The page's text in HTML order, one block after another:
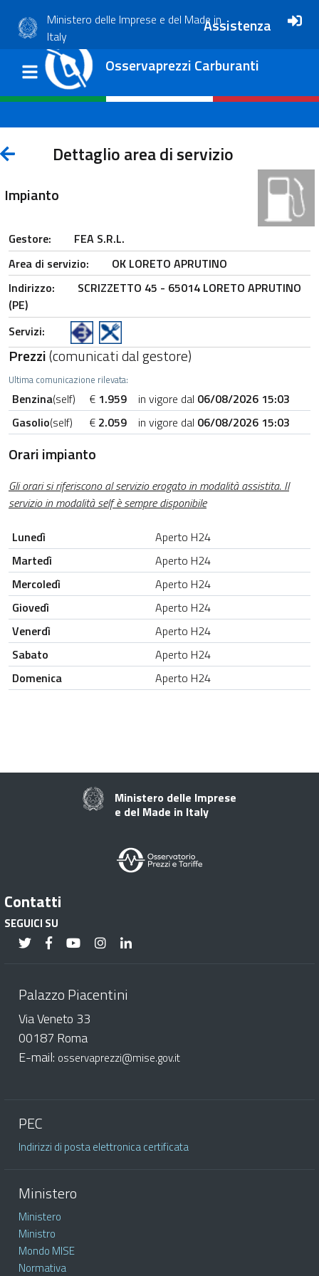
Ministero delle Imprese e del Made in
Italy
Assistenza
Osservaprezzi Carburanti
Dettaglio area di servizio
Impianto
Gestore:
FEA S.R.L.
Area di servizio:
OK LORETO APRUTINO
Indirizzo:
SCRIZZETTO 45 - 65014 LORETO APRUTINO
(PE)
Servizi:
Prezzi(comunicati dal gestore)
Ultima comunicazione rilevata:
Benzina(self) € 1.959 in vigore dal 06/08/2026 15:03
Gasolio(self) € 2.059 in vigore dal 06/08/2026 15:03
Orari impianto
Gli orari si riferiscono al servizio erogato in modalità assistita. Il
servizio in modalità self è sempre disponibile
Lunedì
Aperto H24
Martedì
Aperto H24
Mercoledì
Aperto H24
Giovedì
Aperto H24
Venerdì
Aperto H24
Sabato
Aperto H24
Domenica
Aperto H24
Ministero delle Imprese
e del Made in Italy
Contatti
SEGUICI SU
Palazzo Piacentini
Via Veneto 33
00187 Roma
E-mail: osservaprezzi@mise.gov.it
PEC
Indirizzi di posta elettronica certificata
Ministero
Ministero
Ministro
Mondo MISE
Normativa